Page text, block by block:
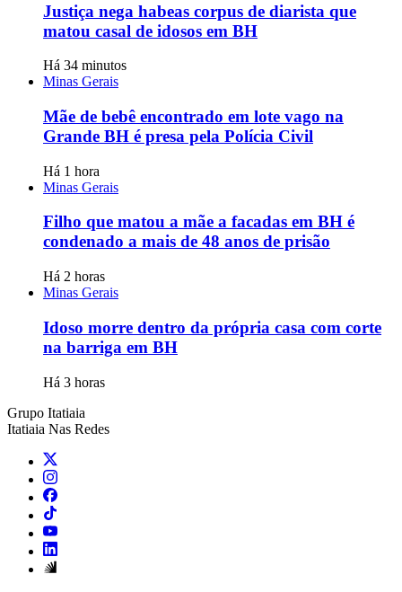
Justiça nega habeas corpus de diarista que
matou casal de idosos em BH
Há 34 minutos
Minas Gerais
Mãe de bebê encontrado em lote vago na
Grande BH é presa pela Polícia Civil
Há 1 hora
Minas Gerais
Filho que matou a mãe a facadas em BH é
condenado a mais de 48 anos de prisão
Há 2 horas
Minas Gerais
Idoso morre dentro da própria casa com corte
na barriga em BH
Há 3 horas
Grupo Itatiaia
Itatiaia Nas Redes